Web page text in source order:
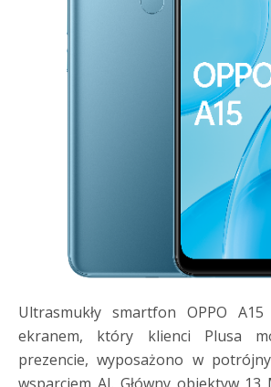
Ultrasmukły smartfon OPPO
ekranem, który klienci Plusa
prezencie, wyposażono w